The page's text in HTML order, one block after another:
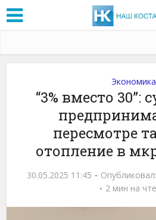
Экономика
“3% вместо 30”:
пересмотре
отопление в
30.05.2025 11:45 Опубликовал:
2 мин на